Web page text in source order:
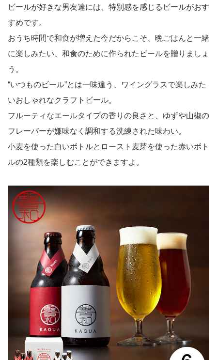
ビールが好きな男友達には、特別感を感じるビールがおす
すめです。
おうち時間で和食が増えた今だからこそ、晩ごはんと一緒
に楽しみたい、和食のために作られたビールを贈りましょ
う。
“いつものビール”とは一味違う、ワイングラスで楽しみた
いおしゃれなクラフトビール。
フルーティなエールタイプの香りの良さと、ゆずや山椒の
フレーバーが嫌味なく調和する洗練された味わい。
小麦を使った白いボトルとロースト麦芽を使った赤いボト
ルの2種類を楽しむことができますよ。